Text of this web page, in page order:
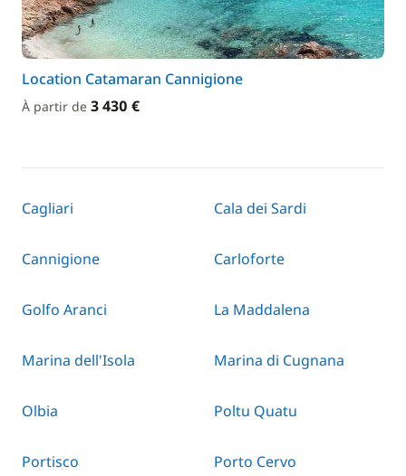
Location Catamaran Cannigione
À partir de 3 430 €
Cagliari Cala dei Sardi
Cannigione Carloforte
Golfo Aranci La Maddalena
Marina dell'Isola Marina di Cugnana
Olbia Poltu Quatu
Portisco Porto Cervo